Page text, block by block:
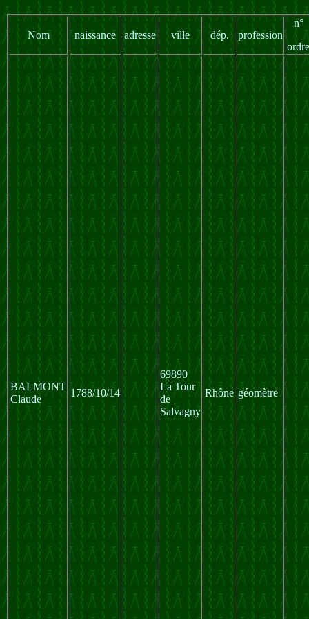
Nom naissance adresse ville dép. profession
n°
ordre
BALMONT
Claude
1788/10/14
69890
La Tour
de
Salvagny
Rhône géomètre